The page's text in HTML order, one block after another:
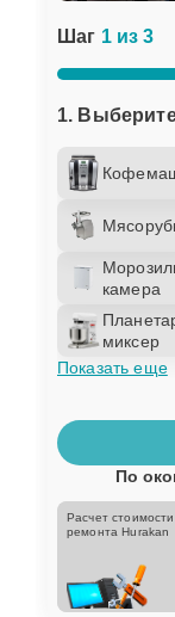
Шаг 1 из 3
1.
камера
миксер
Показать еще
По
Расчет стоимости
ремонта Hurakan